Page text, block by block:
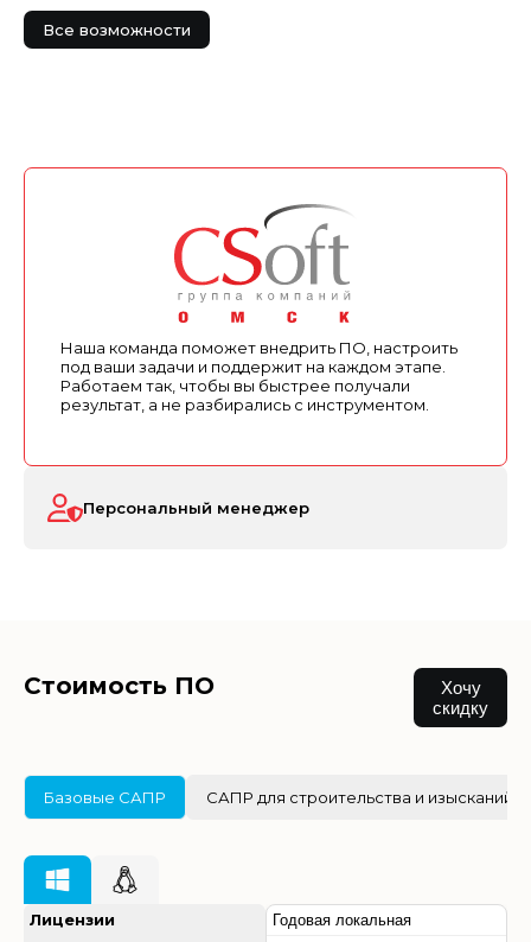
Все возможности
Наша команда поможет внедрить ПО, настроить
под ваши задачи и поддержит на каждом этапе.
Работаем так, чтобы вы быстрее получали
результат, а не разбирались с инструментом.
Персональный менеджер
Стоимость ПО
Хочу
скидку
Базовые САПР САПР для строительства и изысканий
Лицензии
Годовая локальная